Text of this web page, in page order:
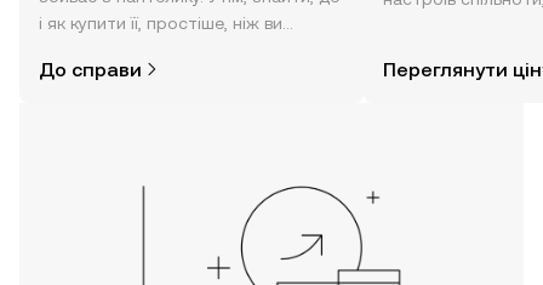
і як купити її, простіше, ніж ви
за допомогою застосунку OKX для
До справи Переглянути